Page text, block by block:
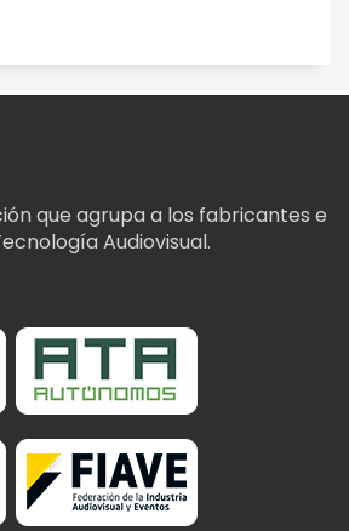
que agrupa a los fabricantes e
Audiovisual.